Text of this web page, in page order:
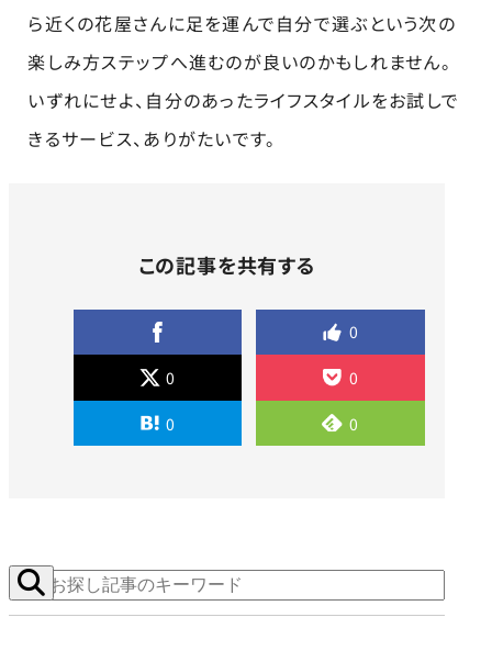
ら近くの花屋さんに足を運んで自分で選ぶという次の
楽しみ方ステップへ進むのが良いのかもしれません。
いずれにせよ、自分のあったライフスタイルをお試しで
きるサービス、ありがたいです。
この記事を共有する
0
0 0
0 0